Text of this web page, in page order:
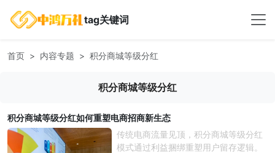
tag关键词
首页 内容专题 积分商城等级分红
积分商城等级分红
积分商城等级分红如何重塑电商招商新生态
传统电商流量见顶，积分商城等级分红
模式通过利益捆绑重塑用户留存逻辑。